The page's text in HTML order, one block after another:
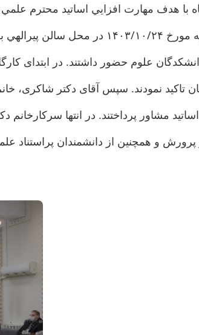
هدف مهارت افزايي اساتيد محترم علمي
همراه سخنرانی استاد محترم
علوم حضور داشتند. در ابتدای
تاکید نمودند. سپس آقای دکتر شاکری،
مشاور پرداختند. در انتها